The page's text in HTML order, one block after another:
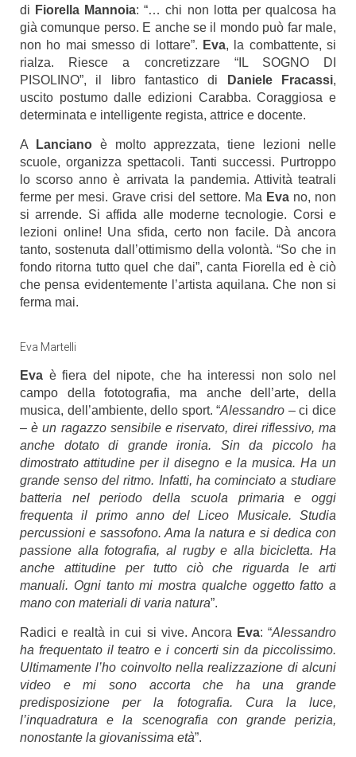
di Fiorella Mannoia: “… chi non lotta per qualcosa ha
già comunque perso. E anche se il mondo può far male,
non ho mai smesso di lottare”. Eva, la combattente, si
rialza. Riesce a concretizzare “IL SOGNO DI
PISOLINO”, il libro fantastico di
Daniele Fracassi,
uscito postumo dalle edizioni Carabba. Coraggiosa e
determinata e intelligente regista, attrice e docente.
A Lancianoè molto apprezzata, tiene lezioni nelle
scuole, organizza spettacoli. Tanti successi. Purtroppo
lo scorso anno è arrivata la pandemia. Attività teatrali
ferme per mesi. Grave crisi del settore. Ma Evano, non
si arrende. Si affida alle moderne tecnologie. Corsi e
lezioni online! Una sfida, certo non facile. Dà ancora
tanto, sostenuta dall’ottimismo della volontà. “So che in
fondo ritorna tutto quel che dai”, canta Fiorella ed è ciò
che pensa evidentemente l’artista aquilana. Che non si
ferma mai.
Eva Martelli
Eva è fiera del nipote, che ha interessi non solo nel
campo della fototografia, ma anche dell’arte, della
musica, dell’ambiente, dello sport. “Alessandro – ci dice
–è un ragazzo sensibile e riservato, direi riflessivo, ma
anche dotato di grande ironia. Sin da piccolo ha
dimostrato attitudine per il disegno e la musica. Ha un
grande senso del ritmo. Infatti, ha cominciato a studiare
batteria nel periodo della scuola primaria e oggi
frequenta il primo anno del Liceo Musicale. Studia
percussioni e sassofono. Ama la natura e si dedica con
passione alla fotografia, al rugby e alla bicicletta. Ha
anche attitudine per tutto ciò che riguarda le arti
manuali. Ogni tanto mi mostra qualche oggetto fatto a
mano con materiali di varia natura”.
Radici e realtà in cui si vive. Ancora Eva: “Alessandro
ha frequentato il teatro e i concerti sin da piccolissimo.
Ultimamente l’ho coinvolto nella realizzazione di alcuni
video e mi sono accorta che ha una grande
predisposizione per la fotografia. Cura la luce,
l’inquadratura e la scenografia con grande perizia,
nonostante la giovanissima età”.